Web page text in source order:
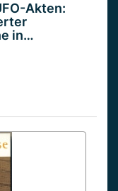
Akten:
in…